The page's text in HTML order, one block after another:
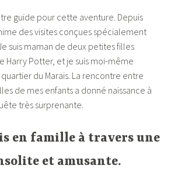
guide pour cette aventure. Depuis
des visites conçues spécialement
suis maman de deux petites filles
Harry Potter, et je suis moi-même
du Marais. La rencontre entre
de mes enfants a donné naissance à
très surprenante.
en famille à travers une
et amusante.